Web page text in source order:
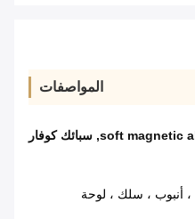
المواصفات
soft magnetic
, سبائك كوفار
أنبوب ، سلك ، لوحة